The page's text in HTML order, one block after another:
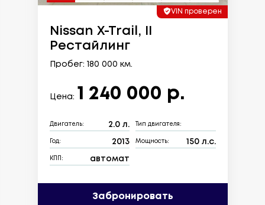
VIN проверен
Nissan X-Trail, II
Рестайлинг
Пробег: 180 000 км.
Цена: 1 240 000 р.
Двигатель: 2.0 л. Тип двигателя:
Год: 2013 Мощность: 150 л.с.
КПП: автомат
Забронировать